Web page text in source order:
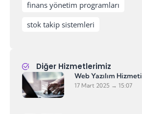
finans yönetim programları
stok takip sistemleri
Diğer Hizmetlerimiz
Web Yazılım Hizmeti
17 Mart 2025 15:07